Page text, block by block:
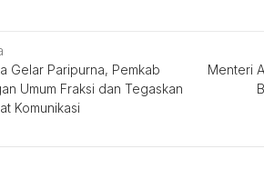
Gelar Paripurna, Pemkab
Umum Fraksi dan Tegaskan
Komunikasi
Menteri